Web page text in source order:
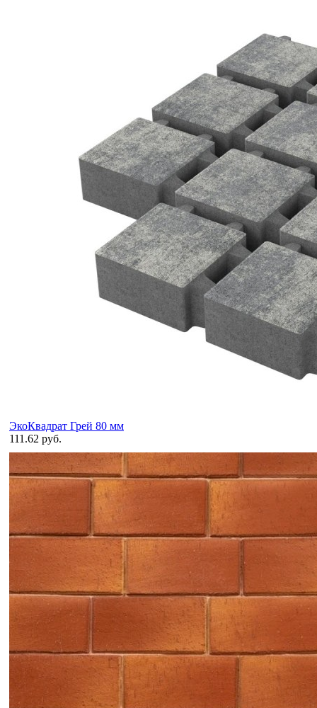
ЭкоКвадрат Грей 80 мм
111.62 руб.